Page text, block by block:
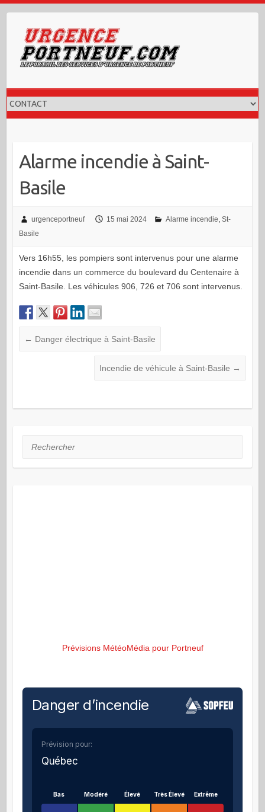
content
Alarme incendie à Saint-
Basile
urgenceportneuf 15 mai 2024 Alarme incendie, St-
Basile
Vers 16h55, les pompiers sont intervenus pour une alarme
incendie dans un commerce du boulevard du Centenaire à
Saint-Basile. Les véhicules 906, 726 et 706 sont intervenus.
← Danger électrique à Saint-Basile
Incendie de véhicule à Saint-Basile →
Rechercher
Prévisions MétéoMédia pour Portneuf
Danger d’incendie
Prévision pour:
Québec
Bas Modéré Élevé Très Élevé Extrême